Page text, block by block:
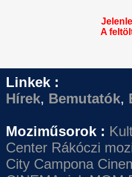
A
Linkek :
Hírek, Bemutatók,
Moziműsorok :
Center Rákóczi
City Campona